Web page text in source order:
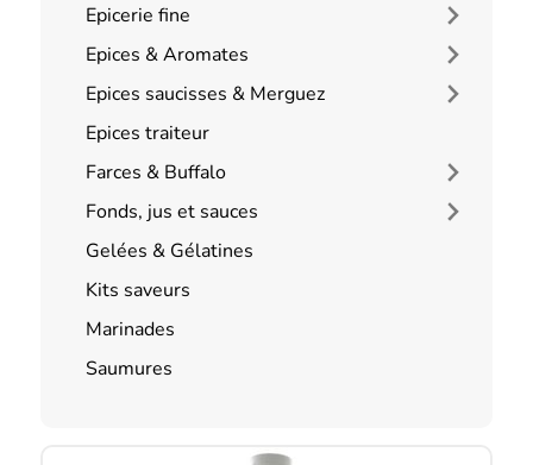
Epicerie fine
Epices & Aromates
Epices saucisses & Merguez
Epices traiteur
Farces & Buffalo
Fonds, jus et sauces
Gelées & Gélatines
Kits saveurs
Marinades
Saumures